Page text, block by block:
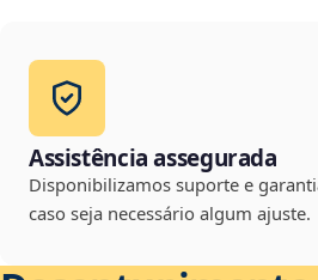
Assistência assegurada
Disponibilizamos suporte e
caso seja necessário algum ajuste.